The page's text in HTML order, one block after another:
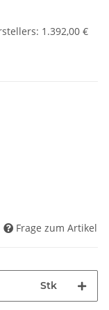
: 1.392,00 €
Frage zum Artikel
Stk